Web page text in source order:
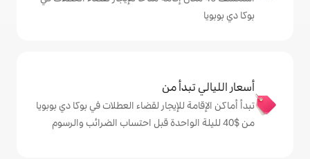
للإيجار لقضاء العطلات في بوكا دي بوبويا